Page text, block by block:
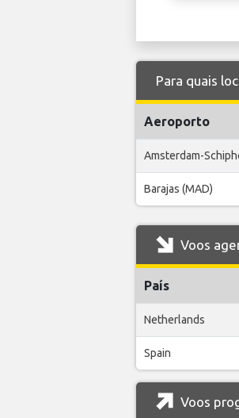
Para quais
Aeroporto
Amsterdam-
Barajas (MAD)
Voos
País
Netherlands
Spain
Voos